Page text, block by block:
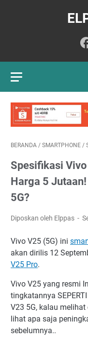
BERANDA / SMARTPHONE /
Spesifikasi Vivo
Harga 5
5G?
Diposkan oleh Elppas
Vivo V25 (5G) ini
akan dirilis 12
V25 Pro.
Vivo V25 yang resmi
tingkatannya
V23 5G, kalau
lihat apa saja
sebelumnya..